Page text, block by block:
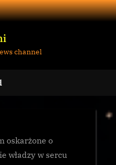
channel
oskarżone o
władzy w sercu